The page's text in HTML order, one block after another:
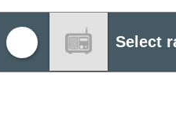
Complete